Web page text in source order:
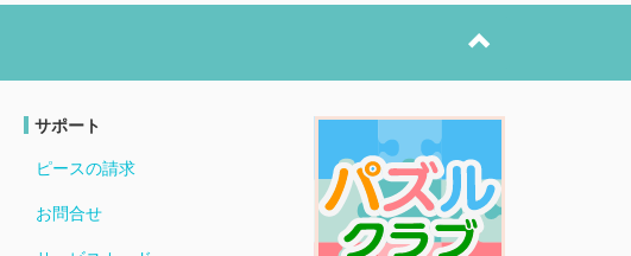
サポート
ピースの請求
お問合せ